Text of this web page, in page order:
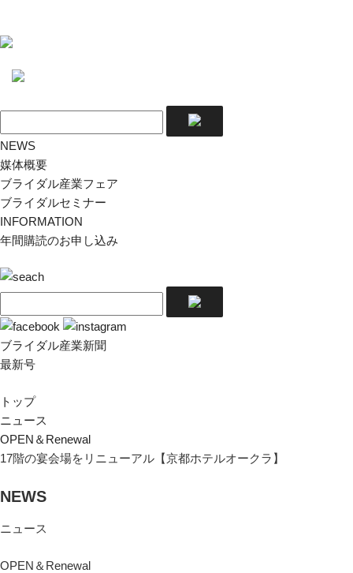
NEWS
媒体概要
ブライダル産業フェア
ブライダルセミナー
INFORMATION
年間購読のお申し込み
ブライダル産業新聞
最新号
トップ
ニュース
OPEN＆Renewal
17階の宴会場をリニューアル【京都ホテルオークラ】
NEWS
ニュース
OPEN＆Renewal